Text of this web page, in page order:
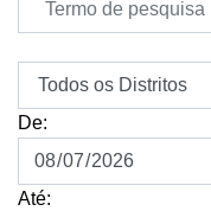
De:
Até: